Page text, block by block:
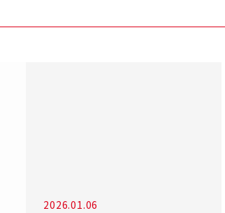
2026.01.06